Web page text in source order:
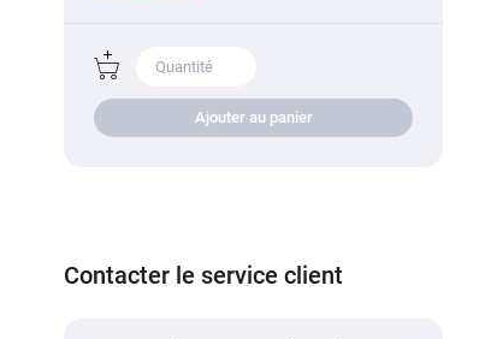
Ajouter au panier
Contacter le service client